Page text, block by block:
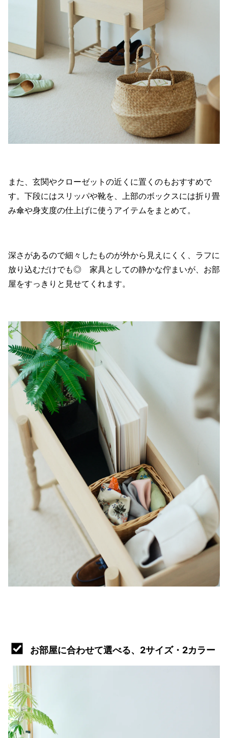
また、玄関やクローゼットの近くに置くのもおすすめで
す。下段にはスリッパや靴を、上部のボックスには折り畳
み傘や身支度の仕上げに使うアイテムをまとめて。
深さがあるので細々したものが外から見えにくく、ラフに
放り込むだけでも◎ 家具としての静かな佇まいが、お部
屋をすっきりと見せてくれます。
お部屋に合わせて選べる、2サイズ・2カラー